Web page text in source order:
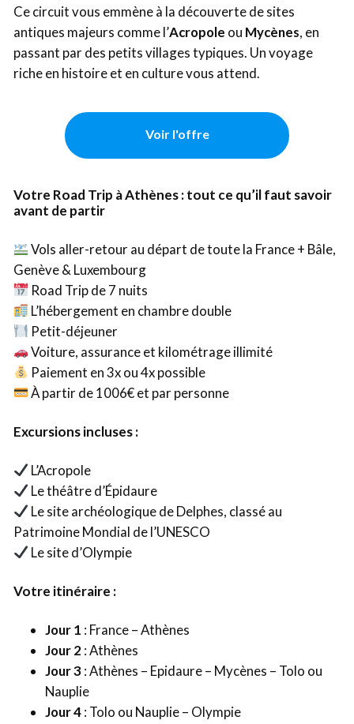
Ce circuit vous emmène à la découverte de sites
antiques majeurs comme l’Acropole ou Mycènes, en
passant par des petits villages typiques. Un voyage
riche en histoire et en culture vous attend.
Voir l'offre
Votre Road Trip à Athènes : tout ce qu’il faut savoir
avant de partir
Vols aller-retour au départ de toute la France + Bâle,
Genève & Luxembourg
Road Trip de 7 nuits
L’hébergement en chambre double
Petit-déjeuner
Voiture, assurance et kilométrage illimité
Paiement en 3x ou 4x possible
À partir de 1006€ et par personne
Excursions incluses :
L’Acropole
Le théâtre d’Épidaure
Le site archéologique de Delphes, classé au
Patrimoine Mondial de l’UNESCO
Le site d’Olympie
Votre itinéraire :
Jour 1 : France – Athènes
Jour 2: Athènes
Jour 3: Athènes – Epidaure – Mycènes – Tolo ou
Nauplie
Jour 4: Tolo ou Nauplie – Olympie